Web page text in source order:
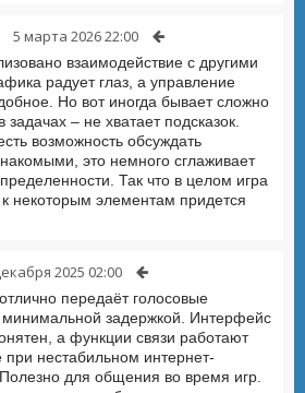
5 марта 2026 22:00
взаимодействие с другими
радует глаз, а управление
Но вот иногда бывает сложно
задачах – не хватает подсказок.
возможность обсуждать
это немного сглаживает
Так что в целом игра
некоторым элементам придется
2025 02:00
передаёт голосовые
задержкой. Интерфейс
а функции связи работают
при нестабильном интернет-
для общения во время игр.